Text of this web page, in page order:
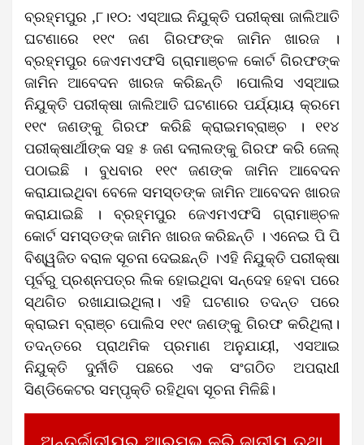
ବ୍ରହ୍ମପୁର ,୮।୧୦: ଏସ୍ଆଇ ନିଯୁକ୍ତି ପରୀକ୍ଷା ଜାଲିଆତି
ଘଟଣାରେ ୧୧୯ ଜଣ ଗିରଫଙ୍କ ଜାମିନ ଖାରଜ ।
ବ୍ରହ୍ମପୁର ଜେଏମଏଫସି ଗ୍ରାମାଞ୍ଚଳ କୋର୍ଟ ଗିରଫଙ୍କ
ଜାମିନ ଆବେଦନ ଖାରଜ କରିଛନ୍ତି ।ପୋଲିସ ଏସ୍ଆଇ
ନିଯୁକ୍ତି ପରୀକ୍ଷା ଜାଲିଆତି ଘଟଣାରେ ପର୍ଯ୍ୟାୟ କ୍ରମେ
୧୧୯ ଜଣଙ୍କୁ ଗିରଫ କରିଛି କ୍ରାଇମବ୍ରାଞ୍ଚ । ୧୧୪
ପରୀକ୍ଷାର୍ଥୀଙ୍କ ସହ ୫ ଜଣ ଦଲାଲଙ୍କୁ ଗିରଫ କରି ଜେଲ୍
ପଠାଇଛି । ବୁଧବାର ୧୧୯ ଜଣଙ୍କ ଜାମିନ ଆବେଦନ
କରାଯାଇଥିବା ବେଳେ ସମସ୍ତଙ୍କ ଜାମିନ ଆବେଦନ ଖାରଜ
କରାଯାଇଛି । ବ୍ରହ୍ମପୁର ଜେଏମଏଫସି ଗ୍ରାମାଞ୍ଚଳ
କୋର୍ଟ ସମସ୍ତଙ୍କ ଜାମିନ ଖାରଜ କରିଛନ୍ତି । ଏନେଇ ପି ପି
ବିଶ୍ୱଜିତ ବରାଳ ସୂଚନା ଦେଇଛନ୍ତି ।ଏହି ନିଯୁକ୍ତି ପରୀକ୍ଷା
ପୂର୍ବରୁ ପ୍ରଶ୍ନପତ୍ର ଲିକ ହୋଇଥିବା ସନ୍ଦେହ ହେବା ପରେ
ସ୍ଥଗିତ ରଖାଯାଇଥିଲା। ଏହି ଘଟଣାର ତଦନ୍ତ ପରେ
କ୍ରାଇମ ବ୍ରାଞ୍ଚ ପୋଲିସ ୧୧୯ ଜଣଙ୍କୁ ଗିରଫ କରିଥିଲା।
ତଦନ୍ତରେ ପ୍ରାଥମିକ ପ୍ରମାଣ ଅନୁଯାୟୀ, ଏସଆଇ
ନିଯୁକ୍ତି ଦୁର୍ନୀତି ପଛରେ ଏକ ସଂଗଠିତ ଅପରାଧୀ
ସିଣ୍ଡିକେଟର ସମ୍ପୃକ୍ତି ରହିଥିବା ସୂଚନା ମିଳିଛି।